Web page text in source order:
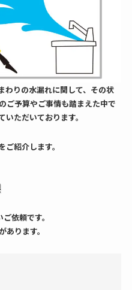
わりの水漏れに関して、その状
ご予算やご事情も踏まえた中で
ただいております。
ご紹介します。
依頼です。
ります。